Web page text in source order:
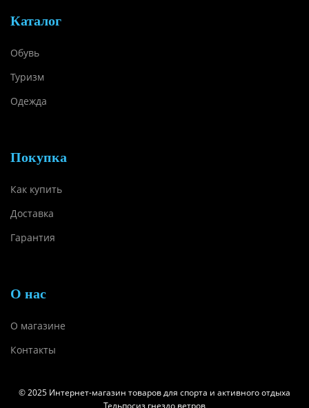
Каталог
Обувь
Туризм
Одежда
Покупка
Как купить
Доставка
Гарантия
О нас
О магазине
Контакты
© 2025 Интернет-магазин товаров для спорта и активного отдыха
Тельпосиз гнездо ветров